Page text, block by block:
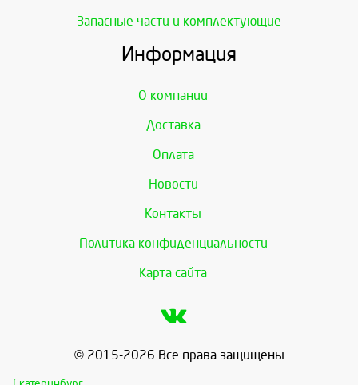
Запасные части и комплектующие
Информация
О компании
Доставка
Оплата
Новости
Контакты
Политика конфиденциальности
Карта сайта
© 2015-2026 Все права защищены